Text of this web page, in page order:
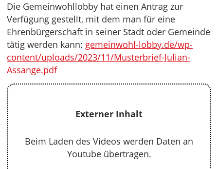
Die Gemeinwohllobby hat einen Antrag zur
Verfügung gestellt, mit dem man für eine
Ehrenbürgerschaft in seiner Stadt oder Gemeinde
tätig werden kann: gemeinwohl-lobby.de/wp-
content/uploads/2023/11/Musterbrief-Julian-
Assange.pdf
Externer Inhalt
Beim Laden des Videos werden Daten an
Youtube übertragen.